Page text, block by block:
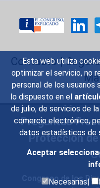
Esta web utiliza
optimizar el servicio, no
personal de los usuarios
lo dispuesto en el
de julio, de servicios de
comercio electrónico,
datos estadísticos de
Aceptar
Necesarias|
Contacto|
Preguntas
Protección
Congreso de los